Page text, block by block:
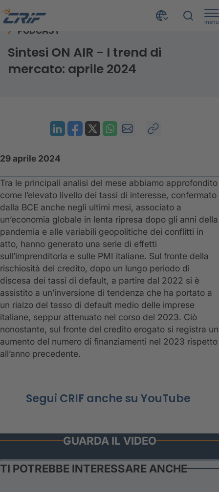
menu
Home Risorse
PODCAST
Sintesi ON AIR - I trend di
mercato: aprile 2024
29 aprile 2024
Tra le principali analisi del mese abbiamo approfondito
come l’elevato livello dei tassi di interesse, confermato
dalla BCE anche negli ultimi mesi, associato a
un’economia globale in lenta ripresa dopo gli anni della
pandemia e alle variabili geopolitiche dei conflitti in
atto, hanno generato una serie di effetti
sull’imprenditoria e sulle PMI italiane. Sul fronte della
rischiosità del credito, dopo un lungo periodo di
discesa dei tassi di default, a partire dal 2022 si è
assistito a un’inversione di tendenza che ha portato a
un rialzo del tasso di default medio delle imprese
italiane, seppur attenuato nel corso del 2023. Ciò
nonostante, sul fronte del credito erogato si registra un
aumento del numero di finanziamenti nel 2023 rispetto
all’anno precedente.
Segui CRIF anche su YouTube
GUARDA IL VIDEO
TI POTREBBE INTERESSARE ANCHE